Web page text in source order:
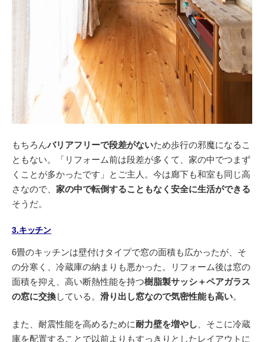
もちろんバリアフリーで段差がないため歩行の邪魔になるこ
ともない。「リフォーム前は段差が多くて、家の中でつまず
くことが多かったです」とご主人。今は廊下も和室も同じ高
さなので、 家の中で転倒することもなく安全に生活ができる
そうだ。
3.キッチン
6畳のキッチンは壁付けタイプで窓の面積も広かったが、そ
の分寒く、冷蔵庫の納まりも悪かった。リフォーム後は窓の
面積を抑え、高い断熱性能を持つ樹脂製サッシ＋ペアガラス
の窓に交換している。 滑り出し窓なので気密性能も高い。
また、耐震性能を高めるために耐力壁を増やし 、そこに冷蔵
庫を配置することで以前よりもすっきりとしたレイアウトに